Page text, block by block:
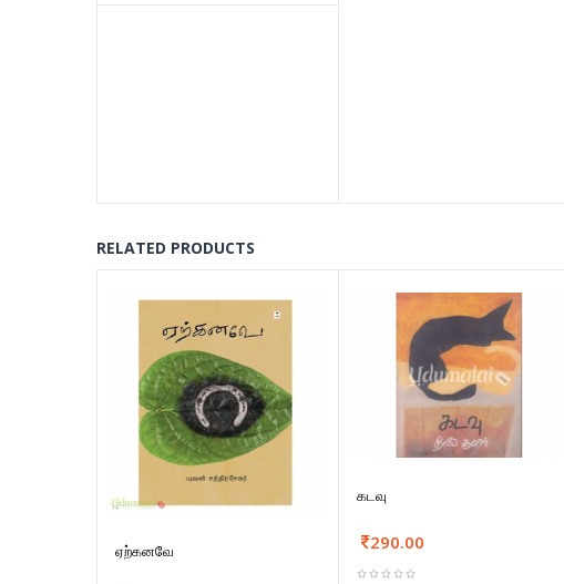
RELATED PRODUCTS
ஏற்கனவே
கடவு
290.00